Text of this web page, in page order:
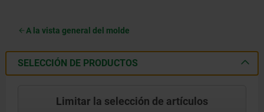
A la vista general del molde
SELECCIÓN DE PRODUCTOS
Limitar la selección de artículos